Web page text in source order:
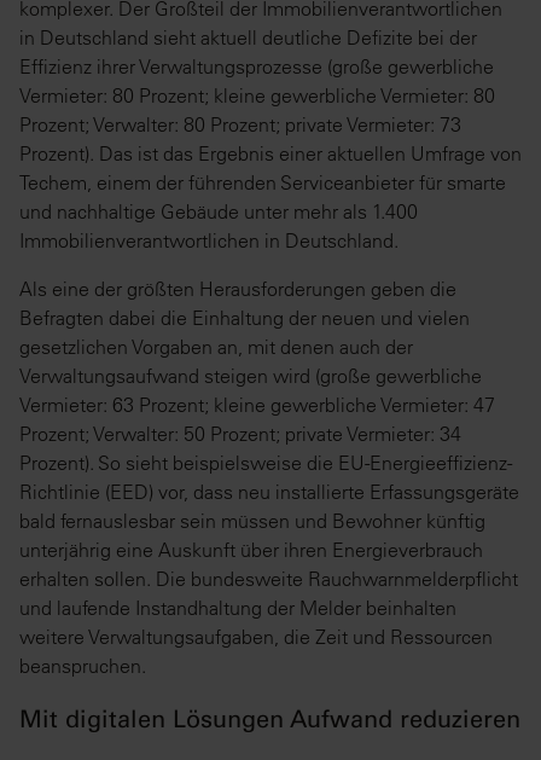
komplexer. Der Großteil der Immobilienverantwortlichen
in Deutschland sieht aktuell deutliche Defizite bei der
Effizienz ihrer Verwaltungsprozesse (große gewerbliche
Vermieter: 80 Prozent; kleine gewerbliche Vermieter: 80
Prozent; Verwalter: 80 Prozent; private Vermieter: 73
Prozent). Das ist das Ergebnis einer aktuellen Umfrage von
Techem, einem der führenden Serviceanbieter für smarte
und nachhaltige Gebäude unter mehr als 1.400
Immobilienverantwortlichen in Deutschland.
Als eine der größten Herausforderungen geben die
Befragten dabei die Einhaltung der neuen und vielen
gesetzlichen Vorgaben an, mit denen auch der
Verwaltungsaufwand steigen wird (große gewerbliche
Vermieter: 63 Prozent; kleine gewerbliche Vermieter: 47
Prozent; Verwalter: 50 Prozent; private Vermieter: 34
Prozent). So sieht beispielsweise die EU-Energieeffizienz-
Richtlinie (EED) vor, dass neu installierte Erfassungsgeräte
bald fernauslesbar sein müssen und Bewohner künftig
unterjährig eine Auskunft über ihren Energieverbrauch
erhalten sollen. Die bundesweite Rauchwarnmelderpflicht
und laufende Instandhaltung der Melder beinhalten
weitere Verwaltungsaufgaben, die Zeit und Ressourcen
beanspruchen.
Mit digitalen Lösungen Aufwand reduzieren